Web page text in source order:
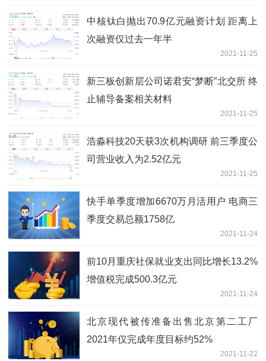
中核钛白抛出70.9亿元融资计划 距离上
次融资仅过去一年半
2021-11-25
新三板创新层公司诺君安“梦断”北交所 终
止辅导备案相关材料
2021-11-25
浩淼科技20天获3次机构调研 前三季度公
司营业收入为2.52亿元
2021-11-25
快手单季度增加6670万月活用户 电商三
季度交易总额1758亿
2021-11-24
前10月重庆社保就业支出同比增长13.2%
增值税完成500.3亿元
2021-11-24
北京现代被传准备出售北京第二工厂
2021年仅完成年度目标约52%
2021-11-22